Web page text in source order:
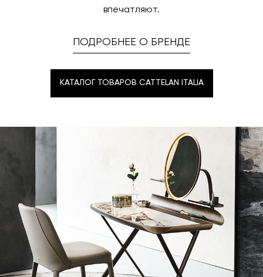
впечатляют.
ПОДРОБНЕЕ О БРЕНДЕ
КАТАЛОГ ТОВАРОВ CATTELAN ITALIA